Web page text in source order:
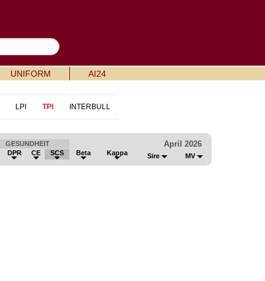
UNIFORM AI24
LPI TPI INTERBULL
GESUNDHEIT April 2026
DPR CE SCS Beta Kappa Sire MV